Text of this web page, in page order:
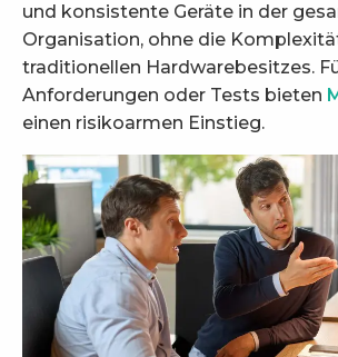
und konsistente Geräte in der
Organisation, ohne die
traditionellen Hardwarebesitzes.
Anforderungen oder Tests bieten
einen risikoarmen Einstieg.